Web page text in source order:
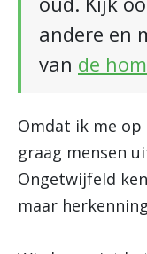
andere en
van de
Omdat ik me
graag mensen
Ongetwijfeld
maar